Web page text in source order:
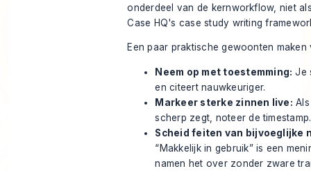
onderdeel van de kernworkflow, niet
Case HQ's case study writing
Een paar praktische gewoonten maken
Neem op met toestemming: Je
en citeert nauwkeuriger.
Markeer sterke zinnen live:
scherp zegt, noteer de timestamp.
Scheid feiten van bijvoeglijke
“Makkelijk in gebruik” is een
namen het over zonder zware